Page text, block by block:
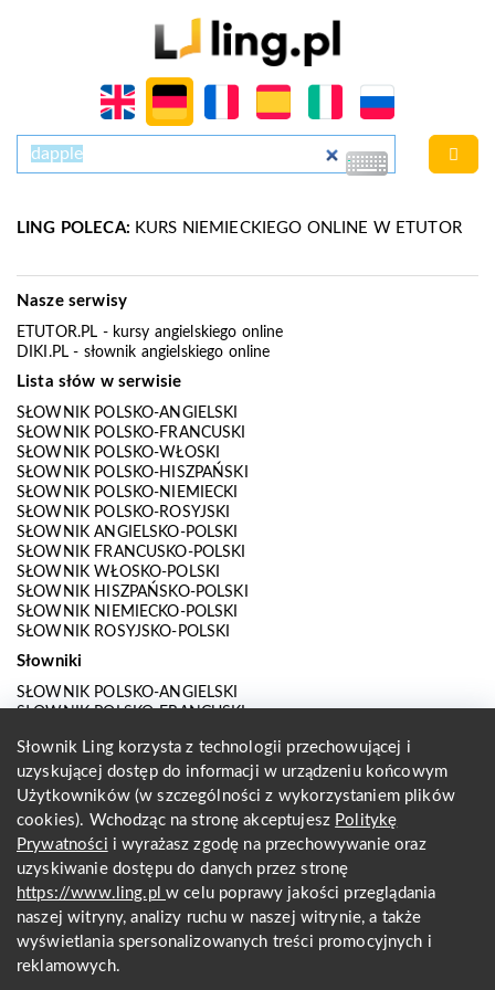
LING POLECA: KURS NIEMIECKIEGO ONLINE W ETUTOR
Nasze serwisy
ETUTOR.PL - kursy angielskiego online
DIKI.PL - słownik angielskiego online
Lista słów w serwisie
SŁOWNIK POLSKO-ANGIELSKI
SŁOWNIK POLSKO-FRANCUSKI
SŁOWNIK POLSKO-WŁOSKI
SŁOWNIK POLSKO-HISZPAŃSKI
SŁOWNIK POLSKO-NIEMIECKI
SŁOWNIK POLSKO-ROSYJSKI
SŁOWNIK ANGIELSKO-POLSKI
SŁOWNIK FRANCUSKO-POLSKI
SŁOWNIK WŁOSKO-POLSKI
SŁOWNIK HISZPAŃSKO-POLSKI
SŁOWNIK NIEMIECKO-POLSKI
SŁOWNIK ROSYJSKO-POLSKI
Słowniki
SŁOWNIK POLSKO-ANGIELSKI
SŁOWNIK POLSKO-FRANCUSKI
SŁOWNIK POLSKO-HISZPAŃSKI
SŁOWNIK POLSKO-NIEMIECKI
SŁOWNIK POLSKO-ROSYJSKI
SŁOWNIK ANGIELSKO-POLSKI
SŁOWNIK FRANCUSKO-POLSKI
SŁOWNIK WŁOSKO-POLSKI
SŁOWNIK HISZPAŃSKO-POLSKI
SŁOWNIK NIEMIECKO-POLSKI
SŁOWNIK ROSYJSKO-POLSKI
O nas
KONTAKT Z REDAKCJĄ
Słownik Ling korzysta z technologii przechowującej i
uzyskującej dostęp do informacji w urządzeniu końcowym
Użytkowników (w szczególności z wykorzystaniem plików
cookies). Wchodząc na stronę akceptujesz Politykę
Prywatności i wyrażasz zgodę na przechowywanie oraz
uzyskiwanie dostępu do danych przez stronę
https://www.ling.plw celu poprawy jakości przeglądania
naszej witryny, analizy ruchu w naszej witrynie, a także
wyświetlania spersonalizowanych treści promocyjnych i
reklamowych.